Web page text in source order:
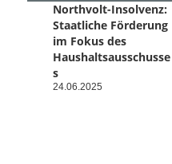
Northvolt-Insolvenz:
Staatliche Förderung
im Fokus des
Haushaltsausschusse
s
24.06.2025